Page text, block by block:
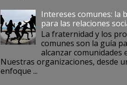
Intereses comunes: la
para las relaciones
La fraternidad y los
comunes son la guía
alcanzar comunidades
Nuestras organizaciones, desde
enfoque ...